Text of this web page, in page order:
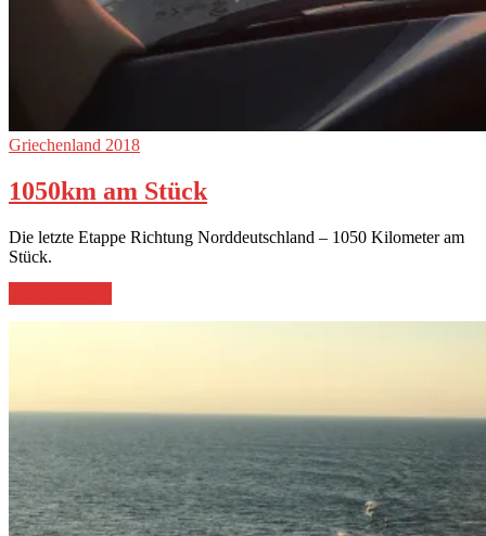
Griechenland 2018
1050km am Stück
Die letzte Etappe Richtung Norddeutschland – 1050 Kilometer am
Stück.